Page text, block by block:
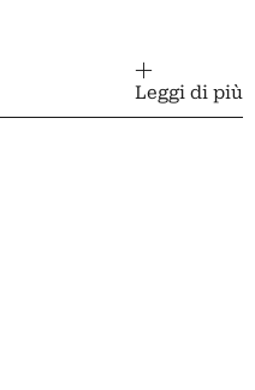
Leggi di più